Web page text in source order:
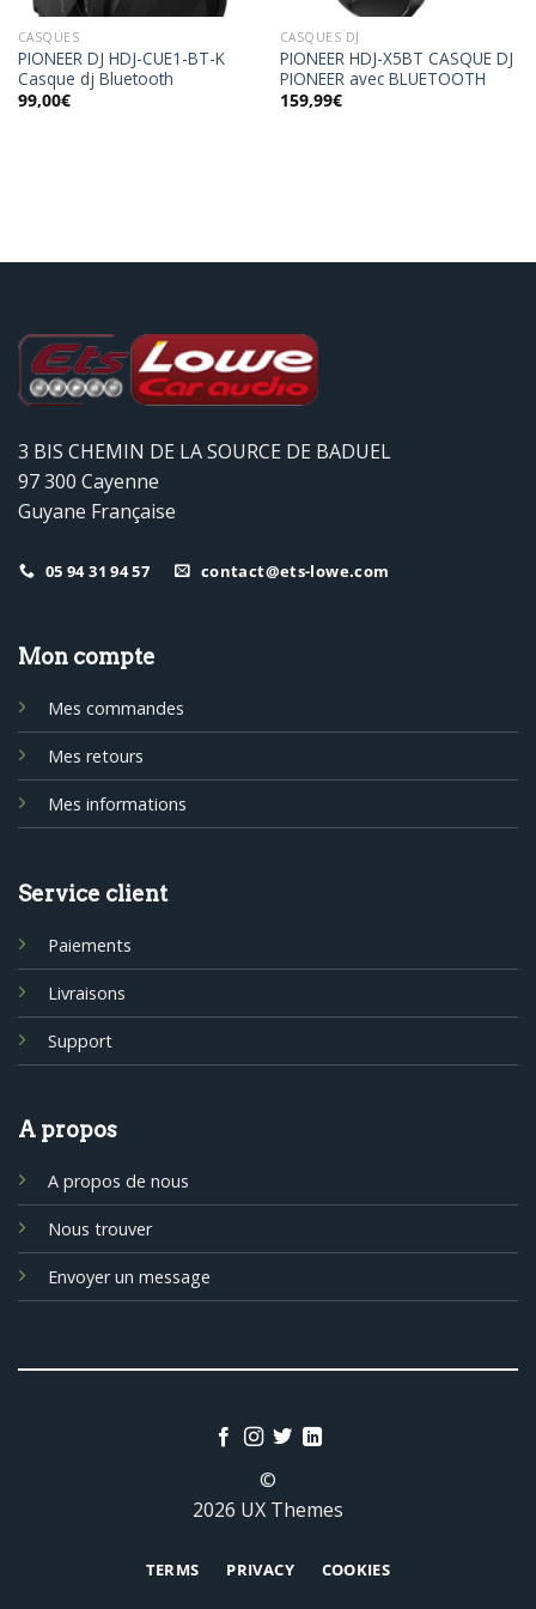
CASQUES
PIONEER DJ HDJ-CUE1-BT-K
Casque dj Bluetooth
99,00€
CASQUES DJ
PIONEER HDJ-X5BT CASQUE DJ
PIONEER avec BLUETOOTH
159,99€
3 BIS CHEMIN DE LA SOURCE DE BADUEL
97 300 Cayenne
Guyane Française
05 94 31 94 57 contact@ets-lowe.com
Mon compte
Mes commandes
Mes retours
Mes informations
Service client
Paiements
Livraisons
Support
A propos
A propos de nous
Nous trouver
Envoyer un message
©
2026 UX Themes
TERMS PRIVACY COOKIES